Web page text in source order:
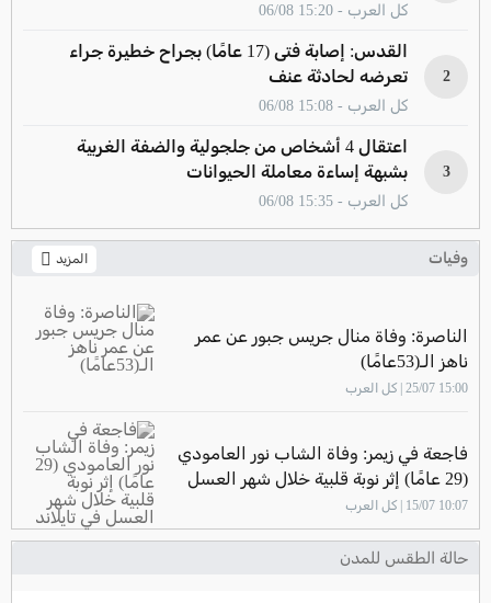
حالة الطقس للمدن
كل العرب - 15:20 06/08
2
القدس: إصابة فتى (17 عامًا) بجراح خطيرة جراء
تعرضه لحادثة عنف
كل العرب - 15:08 06/08
3
اعتقال 4 أشخاص من جلجولية والضفة الغربية
بشبهة إساءة معاملة الحيوانات
كل العرب - 15:35 06/08
وفيات المزيد
الناصرة: وفاة منال جريس جبور عن عمر
ناهز الـ(53عامًا)
15:00 25/07 | كل العرب
فاجعة في زيمر: وفاة الشاب نور العامودي
(29 عامًا) إثر نوبة قلبية خلال شهر العسل
في تايلاند
10:07 15/07 | كل العرب